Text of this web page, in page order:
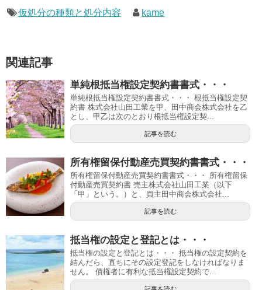
仮処分の種類と処分内容 kame
関連記事
単純根抵当権設定契約書書式・・・
単純根抵当権設定契約書書式・・・ 根抵当権設定契
約書 株式会社山田工業を甲、田中商会株式会社を乙
とし、甲乙は次のとおり根抵当権設定契...
記事を読む
所有権留保付動産売買契約書書式・・・
所有権留保付動産売買契約書書式・・・ 所有権留保
付動産売買契約書 売主株式会社山田工業（以下
「甲」という。）と、買主田中商会株式会社...
記事を読む
抵当権の設定と登記とは・・・
抵当権の設定と登記とは・・・ 抵当権の設定契約を
結んだら、直ちにその設定登記をしなければなりま
せん。 債権者に有利な抵当権設定契約で...